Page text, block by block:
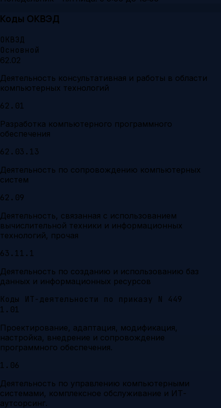
Коды ОКВЭД
ОКВЭД
Основной
62.02
Деятельность консультативная и работы в области
компьютерных технологий
62.01
Разработка компьютерного программного
обеспечения
62.03.13
Деятельность по сопровождению компьютерных
систем
62.09
Деятельность, связанная с использованием
вычислительной техники и информационных
технологий, прочая
63.11.1
Деятельность по созданию и использованию баз
данных и информационных ресурсов
Коды ИТ-деятельности по приказу N 449
1.01
Проектирование, адаптация, модификация,
настройка, внедрение и сопровождение
программного обеспечения.
1.06
Деятельность по управлению компьютерными
системами, комплексное обслуживание и ИТ-
аутсорсинг.